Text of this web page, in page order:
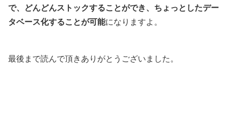
で、どんどんストックすることができ、ちょっとしたデー
タベース化することが可能になりますよ。
最後まで読んで頂きありがとうございました。